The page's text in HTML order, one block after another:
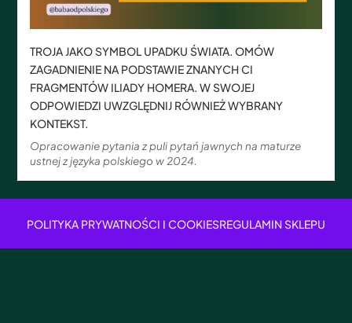
TROJA JAKO SYMBOL UPADKU ŚWIATA. OMÓW
ZAGADNIENIE NA PODSTAWIE ZNANYCH CI
FRAGMENTÓW ILIADY HOMERA. W SWOJEJ
ODPOWIEDZI UWZGLĘDNIJ RÓWNIEŻ WYBRANY
KONTEKST.
Opracowanie pytania z puli pytań jawnych na maturze
ustnej z języka polskiego w 2024.
POLITYKA PRYWATNOŚCI I COOKIESREGULAMIN SKLEPU